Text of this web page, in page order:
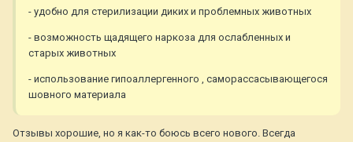
- удобно для стерилизации диких и проблемных животных
- возможность щадящего наркоза для ослабленных и
старых животных
- использование гипоаллергенного , саморассасывающегося
шовного материала
Отзывы хорошие, но я как-то боюсь всего нового. Всегда